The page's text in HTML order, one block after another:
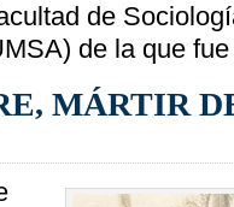
de
de la que
MÁRTIR